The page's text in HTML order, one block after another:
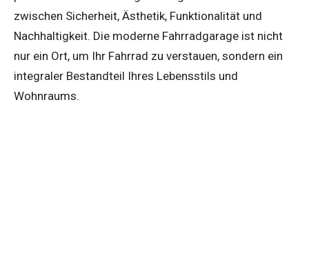
zwischen Sicherheit, Ästhetik, Funktionalität und
Nachhaltigkeit. Die moderne Fahrradgarage ist nicht
nur ein Ort, um Ihr Fahrrad zu verstauen, sondern ein
integraler Bestandteil Ihres Lebensstils und
Wohnraums.